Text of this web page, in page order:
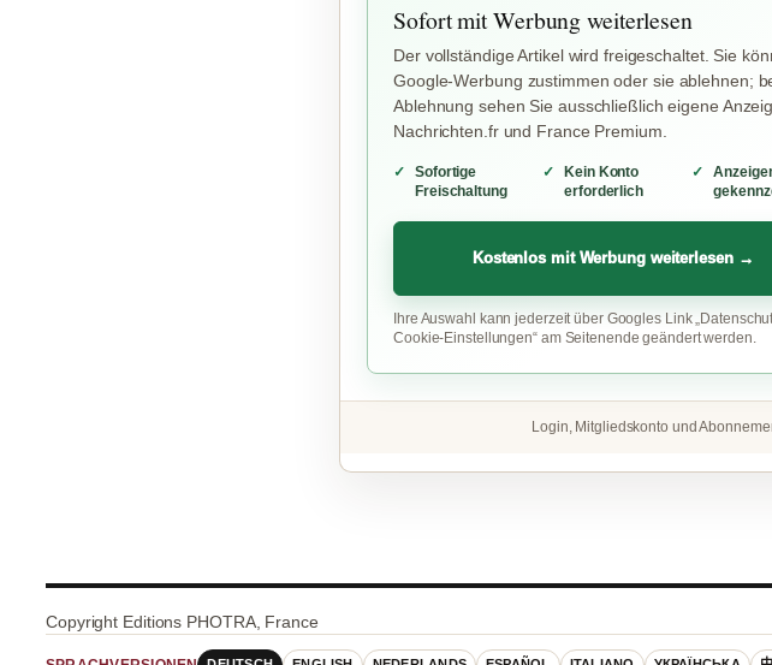
Sofort mit Werbung weiterlesen
Der vollständige Artikel wird freigeschaltet. Sie
Google-Werbung zustimmen oder sie ablehnen;
Ablehnung sehen Sie ausschließlich eigene
Nachrichten.fr und France Premium.
Sofortige
Freischaltung
Kein Konto
erforderlich
Kostenlos mit Werbung weiterlesen →
Ihre Auswahl kann jederzeit über Googles Link
Cookie-Einstellungen“ am Seitenende geändert werden.
Login, Mitgliedskonto und
Copyright Editions PHOTRA, France